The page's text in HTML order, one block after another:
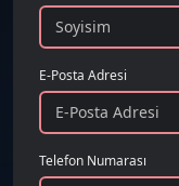
E-Posta Adresi
Telefon Numarası